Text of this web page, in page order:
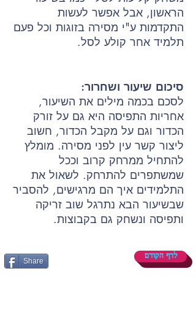
הראשון, אבל אפשר לעשות
התקדמות ע"י מסירה בזוגות וכל פעם
תלמיד אחר קולע לסל.
סיכום שיעור ושחרור:
לסכם בכמה מילים את השיעור,
אחריות התפיסה היא גם על זורק
הכדור וגם על מקבל הכדור, חשוב
ליצור קשר עין לפני מסירה. מומלץ
להתחיל ממרחק קרוב וככל
שמשתפרים להתרחק. לשאול את
התלמידים איך הם מרגישים, להסביר
שבשיעור הבא נתרגל שוב זריקה
ותפיסה ונשחק גם בקבוצות.
Share לדף הקודם